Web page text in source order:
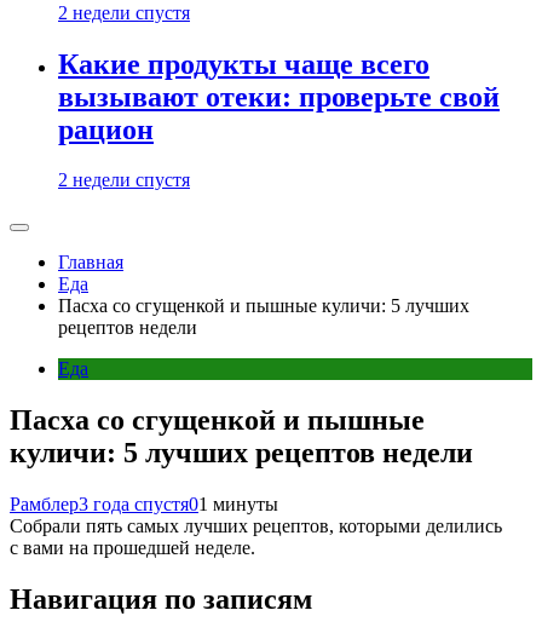
2 недели спустя
Какие продукты чаще всего
вызывают отеки: проверьте свой
рацион
2 недели спустя
Главная
Еда
Пасха со сгущенкой и пышные куличи: 5 лучших
рецептов недели
Еда
Пасха со сгущенкой и пышные
куличи: 5 лучших рецептов недели
Рамблер3 года спустя01 минуты
Собрали пять самых лучших рецептов, которыми делились
с вами на прошедшей неделе.
Навигация по записям